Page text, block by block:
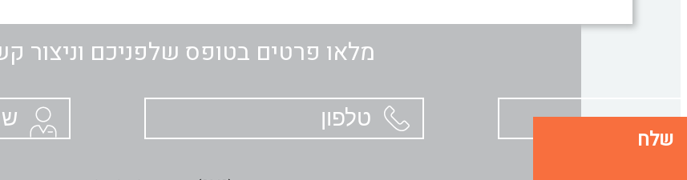
מלאו פרטים בטופס שלפניכם וניצור
שלח